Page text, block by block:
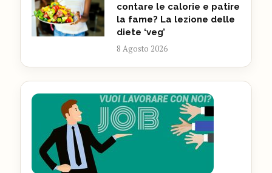
contare le calorie e patire
la fame? La lezione delle
diete ‘veg’
8 Agosto 2026